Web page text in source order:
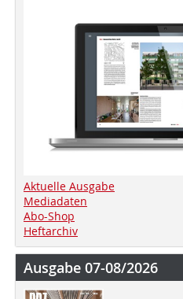
Aktuelle Ausgabe
Mediadaten
Abo-Shop
Heftarchiv
Ausgabe 07-08/2026